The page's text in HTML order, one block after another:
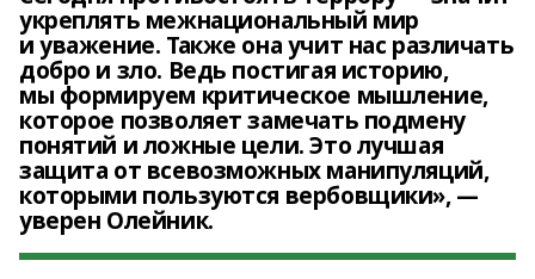
укреплять межнациональный мир
и уважение. Также она учит нас различать
добро и зло. Ведь постигая историю,
мы формируем критическое мышление,
которое позволяет замечать подмену
понятий и ложные цели. Это лучшая
защита от всевозможных манипуляций,
которыми пользуются вербовщики», —
уверен Олейник.